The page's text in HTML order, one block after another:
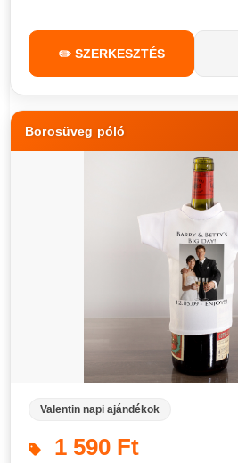
✏️ SZERKESZTÉS
Borosüveg póló
Valentin napi ajándékok
1 590 Ft